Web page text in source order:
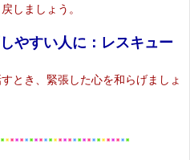
しましょう。
やすい人に：レスキュー
とき、緊張した心を和らげましょ